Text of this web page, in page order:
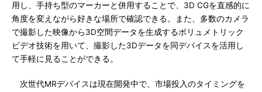
用し、手持ち型のマーカーと併用することで、3D CGを直感的に
角度を変えながら好きな場所で確認できる。また、多数のカメラ
で撮影した映像から3D空間データを生成するボリュメトリック
ビデオ技術を用いて、撮影した3Dデータを同デバイスを活用し
て手軽に見ることができる。
次世代MRデバイスは現在開発中で、市場投入のタイミングを